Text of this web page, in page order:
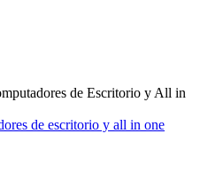
de Escritorio y All in
de escritorio y all in one